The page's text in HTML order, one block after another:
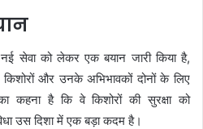
सेवा को लेकर एक बयान जारी किया है,
किशोरों और उनके अभिभावकों दोनों के लिए
कहना है कि वे किशोरों की सुरक्षा को
उस दिशा में एक बड़ा कदम है।